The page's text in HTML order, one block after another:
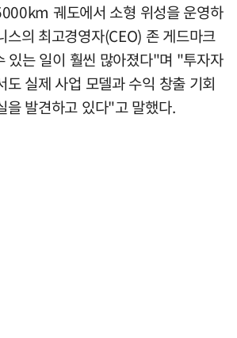
궤도에서 소형 위성을 운영하
스의 최고경영자(CEO) 존 게드마크
있는 일이 훨씬 많아졌다"며 "투자자
도 실제 사업 모델과 수익 창출 기회
을 발견하고 있다"고 말했다.